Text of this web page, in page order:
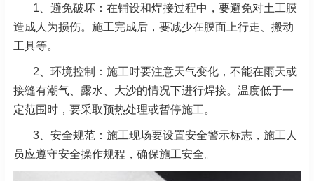
1、避免破坏：在铺设和焊接过程中，要避免对土工膜
造成人为损伤。施工完成后，要减少在膜面上行走、搬动
工具等。
2、环境控制：施工时要注意天气变化，不能在雨天或
接缝有潮气、露水、大沙的情况下进行焊接。温度低于一
定范围时，要采取预热处理或暂停施工。
3、安全规范：施工现场要设置安全警示标志，施工人
员应遵守安全操作规程，确保施工安全。